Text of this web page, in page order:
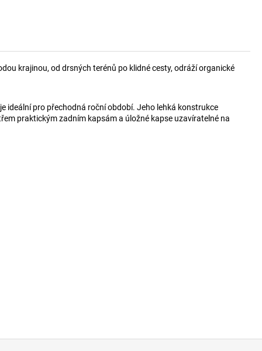
krajinou, od drsných terénů po klidné cesty, odráží organické
ideální pro přechodná roční období. Jeho lehká konstrukce
praktickým zadním kapsám a úložné kapse uzavíratelné na